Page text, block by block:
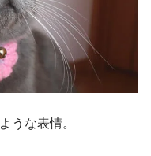
うな表情。